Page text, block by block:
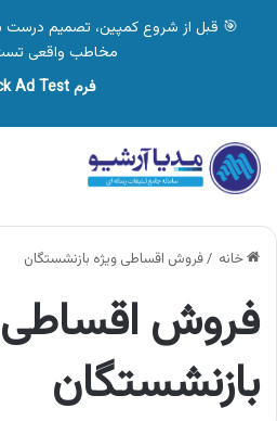
مخاطب واقعی
فرم Quick Ad Test
خانه /فروش اقساطی ویژه بازنشستگان
فروش اقساطی
بازنشستگان